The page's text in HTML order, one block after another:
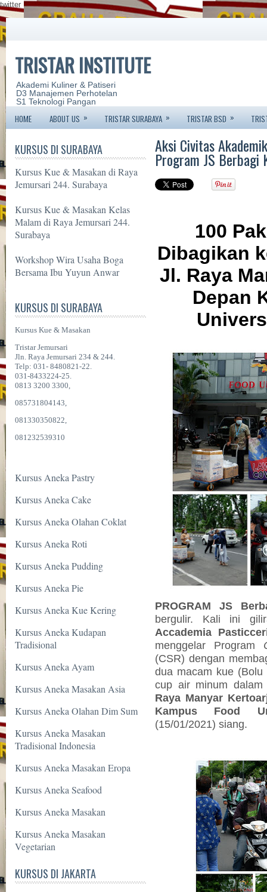
twitter
TRISTAR INSTITUTE
Akademi Kuliner & Patiseri
D3 Manajemen Perhotelan
S1 Teknologi Pangan
HOME ABOUT US » TRISTAR SURABAYA » TRISTAR BSD »
KURSUS DI SURABAYA
Kursus Kue & Masakan di Raya
Jemursari 244. Surabaya
Kursus Kue & Masakan Kelas
Malam di Raya Jemursari 244.
Surabaya
Workshop Wira Usaha Boga
Bersama Ibu Yuyun Anwar
KURSUS DI SURABAYA
Kursus Kue & Masakan
Tristar Jemursari
Jln. Raya Jemursari 234 & 244.
Telp: 031- 8480821-22.
031-8433224-25.
0813 3200 3300,
085731804143,
081330350822,
081232539310
Kursus Aneka Pastry
Kursus Aneka Cake
Kursus Aneka Olahan Coklat
Kursus Aneka Roti
Kursus Aneka Pudding
Kursus Aneka Pie
Kursus Aneka Kue Kering
Kursus Aneka Kudapan
Tradisional
Kursus Aneka Ayam
Kursus Aneka Masakan Asia
Kursus Aneka Olahan Dim Sum
Kursus Aneka Masakan
Tradisional Indonesia
Kursus Aneka Masakan Eropa
Kursus Aneka Seafood
Kursus Aneka Masakan
Kursus Aneka Masakan
Vegetarian
KURSUS DI JAKARTA
Aksi Civitas
Program JS Berbagi
100
Dibagikan
Jl. Raya
Depan
PROGRAM JS
bergulir. Kali ini
Accademia
menggelar Program
(CSR) dengan
dua macam kue
cup air minum
Raya Manyar
Kampus Food
(15/01/2021) siang.